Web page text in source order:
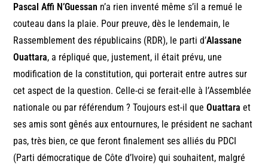
Pascal Affi N’Guessan n’a rien inventé même s’il a remué le
couteau dans la plaie. Pour preuve, dès le lendemain, le
Rassemblement des républicains (RDR), le parti d’Alassane
Ouattara, a répliqué que, justement, il était prévu, une
modification de la constitution, qui porterait entre autres sur
cet aspect de la question. Celle-ci se ferait-elle à l’Assemblée
nationale ou par référendum ? Toujours est-il queOuattara et
ses amis sont gênés aux entournures, le président ne sachant
pas, très bien, ce que feront finalement ses alliés du PDCI
(Parti démocratique de Côte d’Ivoire) qui souhaitent, malgré